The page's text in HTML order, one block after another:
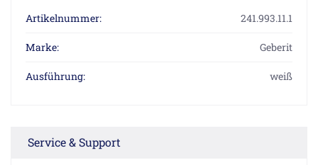
Artikelnummer: 241.993.11.1
Marke: Geberit
Ausführung: weiß
Service & Support